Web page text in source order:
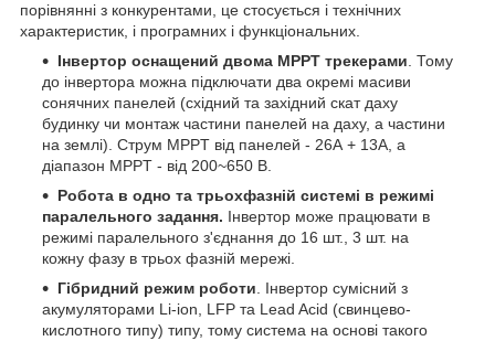
порівнянні з конкурентами, це стосується і технічних
характеристик, і програмних і функціональних.
Інвертор оснащений двома MPPT трекерами. Тому
до інвертора можна підключати два окремі масиви
сонячних панелей (східний та західний скат даху
будинку чи монтаж частини панелей на даху, а частини
на землі). Струм MPPT від панелей - 26А + 13А, а
діапазон MPPT - від 200~650 В.
Робота в одно та трьохфазній системі в режимі
паралельного задання. Інвертор може працювати в
режимі паралельного з'єднання до 16 шт., 3 шт. на
кожну фазу в трьох фазній мережі.
Гібридний режим роботи. Інвертор сумісний з
акумуляторами Li-ion, LFP та Lead Acid (свинцево-
кислотного типу) типу, тому система на основі такого